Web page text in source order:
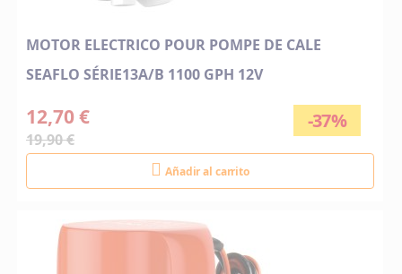
MOTOR ELECTRICO POUR POMPE DE CALE
SEAFLO SÉRIE13A/B 1100 GPH 12V
-37%
12,70 €
19,90 €
Añadir al carrito